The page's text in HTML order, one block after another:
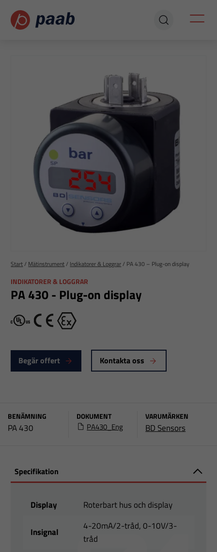
Start/ Mätinstrument/ Indikatorer & Loggrar/ PA 430 – Plug-on display
INDIKATORER & LOGGRAR
PA 430 - Plug-on display
cULus CE Ex
Begär offert Kontakta oss
BENÄMNING
PA 430
DOKUMENT
PA430_Eng
VARUMÄRKEN
BD Sensors
Specifikation
Display Roterbart hus och display
Insignal
4-20mA/2-tråd, 0-10V/3-
tråd